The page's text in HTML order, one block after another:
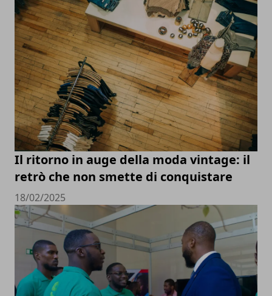
Il ritorno in auge della moda vintage: il
retrò che non smette di conquistare
18/02/2025